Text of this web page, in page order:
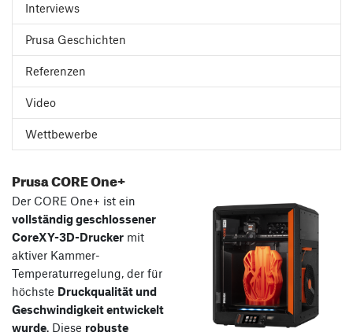
Interviews
Prusa Geschichten
Referenzen
Video
Wettbewerbe
Prusa CORE One+
Der CORE One+ ist ein
vollständig geschlossener
CoreXY-3D-Drucker mit
aktiver Kammer-
Temperaturregelung, der für
höchste Druckqualität und
Geschwindigkeit entwickelt
wurde. Diese robuste